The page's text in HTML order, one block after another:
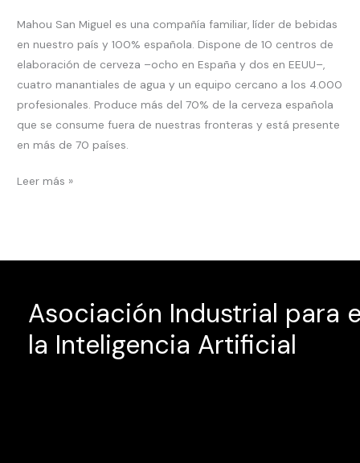
Mahou San Miguel es una compañía familiar, líder de bebidas
en nuestro país y 100% española. Dispone de 10 centros de
elaboración de cerveza –ocho en España y dos en EEUU–,
cuatro manantiales de agua y un equipo cercano a los 4.000
profesionales. Produce más del 70% de la cerveza española
que se consume fuera de nuestras fronteras y está presente
en más de 70 países.
Leer más »
Asociación Industrial para
la Inteligencia Artificial